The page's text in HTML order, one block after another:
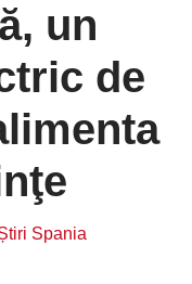
un
de
Spania